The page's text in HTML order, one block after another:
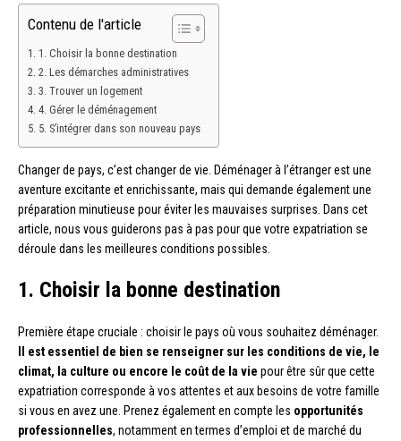
Contenu de l'article
1. Choisir la bonne destination
2. Les démarches administratives
3. Trouver un logement
4. Gérer le déménagement
5. S’intégrer dans son nouveau pays
Changer de pays, c’est changer de vie. Déménager à l’étranger est une
aventure excitante et enrichissante, mais qui demande également une
préparation minutieuse pour éviter les mauvaises surprises. Dans cet
article, nous vous guiderons pas à pas pour que votre expatriation se
déroule dans les meilleures conditions possibles.
1. Choisir la bonne destination
Première étape cruciale : choisir le pays où vous souhaitez déménager.
Il est essentiel de bien se renseigner sur les conditions de vie, le
climat, la culture ou encore le coût de la vie pour être sûr que cette
expatriation corresponde à vos attentes et aux besoins de votre famille
si vous en avez une. Prenez également en compte les opportunités
professionnelles, notamment en termes d’emploi et de marché du